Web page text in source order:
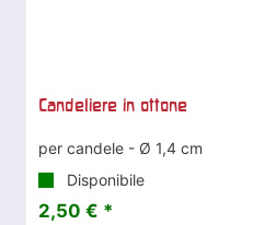
Candeliere in ottone
per candele - Ø 1,4 cm
Disponibile
2,50 € *